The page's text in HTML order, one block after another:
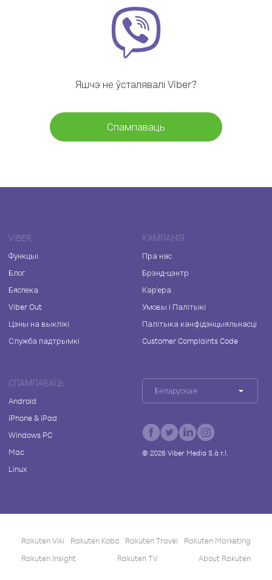
Яшчэ не ўсталявалі Viber?
Спампаваць
VIBER
Функцыі
Блог
Бяспека
Viber Out
Цэны на выклікі
Служба падтрымкі
КАМПАНІЯ
Пра нас
Брэнд-цэнтр
Кар'ера
Умовы і Палітыкі
Палітыка канфідэнцыяльнасці
Customer Complaints Code
СПАМПАВАЦЬ
Android
iPhone & iPad
Windows PC
Mac
Linux
Беларуская
© 2026Viber Media S.à r.l.
Rakuten Viki Rakuten Kobo Rakuten Travel
Rakuten Marketing
Rakuten Insight
Rakuten TV About Rakuten